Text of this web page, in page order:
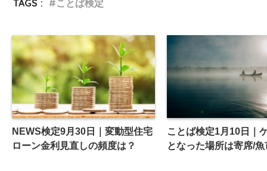
TAGS : ことば検定
NEWS検定9月30日｜変動型住宅
ローン金利見直しの頻度は？
ことば検定1月10日｜
となった場所は寄席/